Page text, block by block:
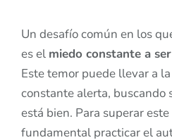
Un desafío común en los
es el miedo constante a
Este temor puede llevar a
constante alerta, buscando
está bien. Para superar
fundamental practicar el